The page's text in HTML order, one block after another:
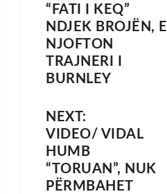
“FATI I KEQ”
NDJEK BROJËN, E
NJOFTON
TRAJNERI I
BURNLEY
NEXT:
VIDEO/ VIDAL
HUMB
“TORUAN”, NUK
PËRMBAHET